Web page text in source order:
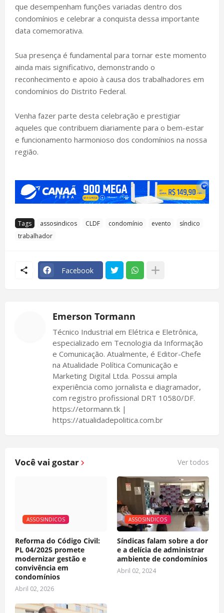
que desempenham funções variadas dentro dos
condomínios e celebrar a conquista dessa importante
data comemorativa.
Sua presença é fundamental para tornar este momento
ainda mais significativo, demonstrando o
reconhecimento e apoio à causa dos trabalhadores em
condomínios do Distrito Federal.
Venha fazer parte desta celebração e prestigiar
aqueles que contribuem diariamente para o bem-estar
e funcionamento harmonioso dos condomínios na nossa
região.
Tags assosindicos CLDF condomínio evento
síndico
trabalhador
Facebook
Emerson Tormann
Técnico Industrial em Elétrica e Eletrônica,
especializado em Tecnologia da Informação
e Comunicação. Atualmente, é Editor-Chefe
na Atualidade Política Comunicação e
Marketing Digital Ltda. Possui ampla
experiência como jornalista e diagramador,
com registro profissional DRT 10580/DF.
https://etormann.tk |
https://atualidadepolitica.com.br
Você vai gostar Ver todos
ASSOSINDICOS
Reforma do Código Civil:
PL 04/2025 promete
modernizar gestão e
convivência em
condomínios
Abril 02, 2026
ASSOSINDICOS
Síndicas falam sobre a dor
e a delícia de administrar
ambiente de condomínios
Abril 02, 2024